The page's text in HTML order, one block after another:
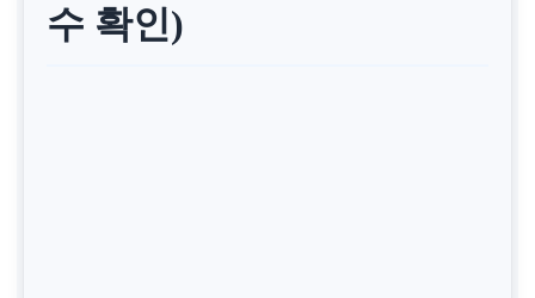
수 확인)